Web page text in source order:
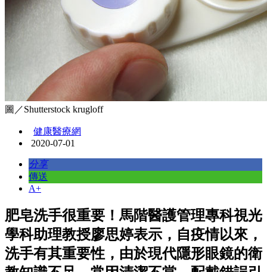
圖／Shutterstock krugloff
健康醫療網
2020-07-01
分享
傳送
A+
肥皂洗手很重要！馬階醫護管理專科視光
學科助理教授廖思婷表示，自疫情以來，
洗手有其重要性，由於現代隱形眼鏡的衛